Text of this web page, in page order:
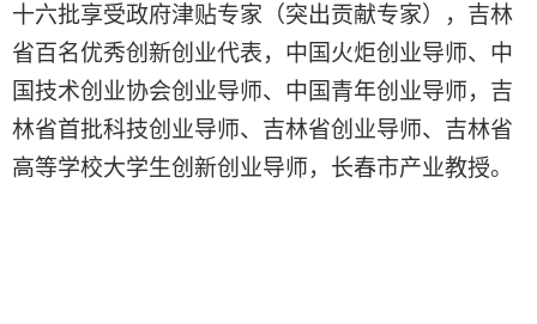
十六批享受政府津贴专家（突出贡献专家），吉林
省百名优秀创新创业代表，中国火炬创业导师、中
国技术创业协会创业导师、中国青年创业导师，吉
林省首批科技创业导师、吉林省创业导师、吉林省
高等学校大学生创新创业导师，长春市产业教授。